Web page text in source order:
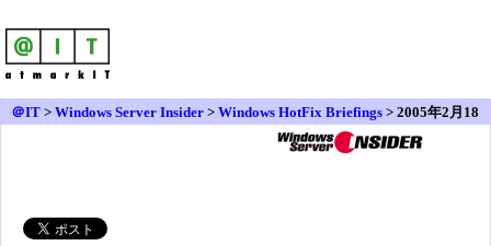
＠IT > Windows Server Insider > Windows HotFix Briefings > 2005年2月18